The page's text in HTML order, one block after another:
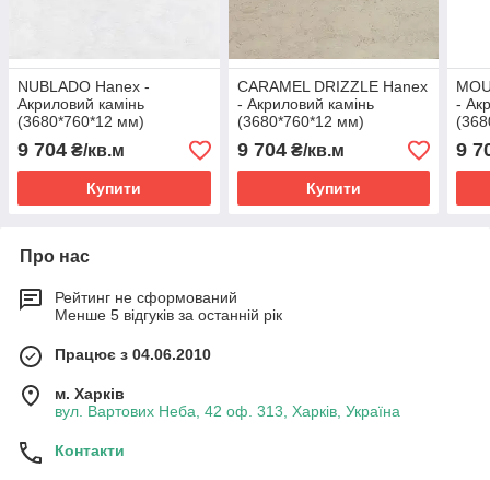
NUBLADO Hanex -
Акриловий камінь
(3680*760*12 мм)
9 704 ₴/кв.м
Купити
CARAMEL DRIZZLE Hanex
- Акриловий камінь
(3680*760*12 мм)
9 704₴/кв.м
Купити
-
9
Про нас
Рейтинг не сформований
Менше 5 відгуків за останній рік
Працює з 04.06.2010
м. Харків
вул. Вартових Неба, 42 оф. 313, Харків, Україна
Контакти